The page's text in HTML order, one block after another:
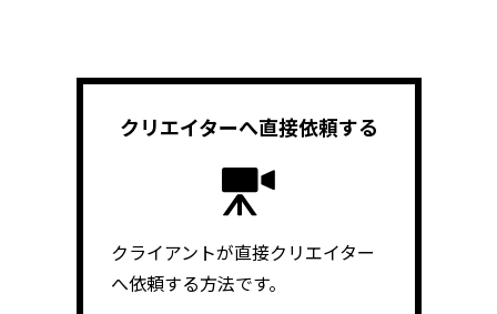
クリエイターへ直接依頼する
クライアントが直接クリエイター
へ依頼する方法です。